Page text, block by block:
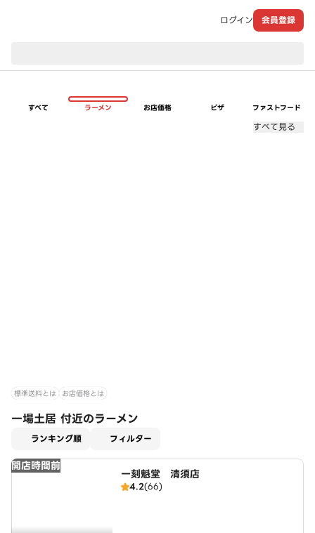
ログイン 会員登録
すべて ラーメン お店価格 ピザ ファストフード
すべて見る
標準送料とは お店価格とは
一場土居 付近のラーメン
ランキング順 フィルター
開店時間前
一刻魁堂 清須店
4.2(66)